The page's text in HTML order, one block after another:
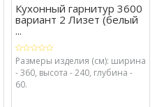
Кухонный гарнитур 3600
вариант 2 Лизет (белый
...
Размеры изделия (см): ширина
- 360, высота - 240, глубина -
60.